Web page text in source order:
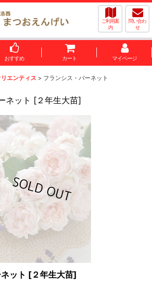
ご利用案
内
問い合わ
せ
おすすめ カート マイページ
エンティス > フランシス・バーネット
ネット [２年生大苗]
ット [２年生大苗]